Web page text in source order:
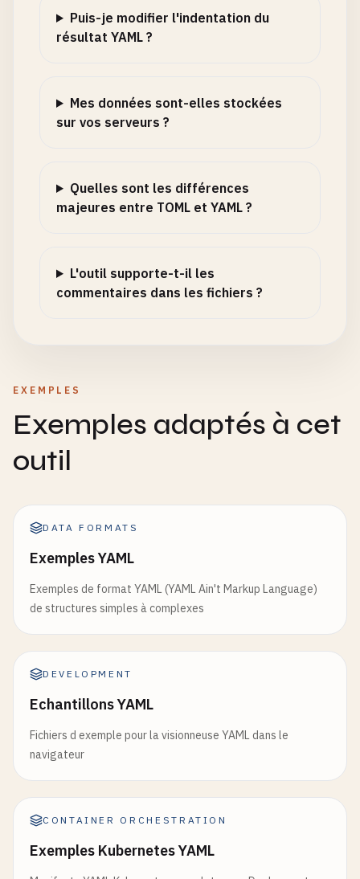
Puis-je modifier l'indentation du
résultat YAML ?
Mes données sont-elles stockées
sur vos serveurs ?
Quelles sont les différences
majeures entre TOML et YAML ?
L'outil supporte-t-il les
commentaires dans les fichiers ?
EXEMPLES
Exemples adaptés à cet
outil
DATA FORMATS
Exemples YAML
Exemples de format YAML (YAML Ain't Markup Language)
de structures simples à complexes
DEVELOPMENT
Echantillons YAML
Fichiers d exemple pour la visionneuse YAML dans le
navigateur
CONTAINER ORCHESTRATION
Exemples Kubernetes YAML